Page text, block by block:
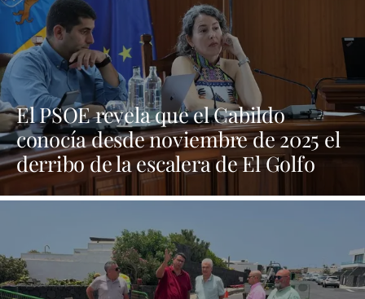
El PSOE revela que el Cabildo
conocía desde noviembre de 2025 el
derribo de la escalera de El Golfo